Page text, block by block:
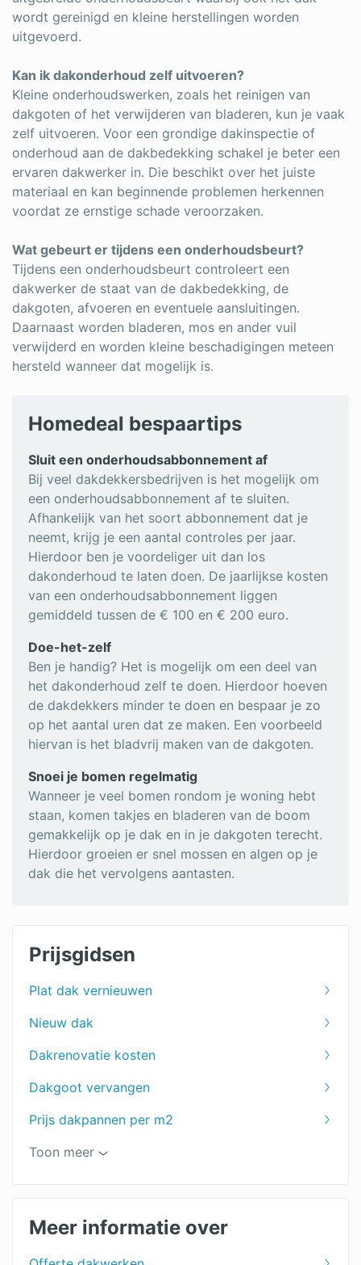
wordt gereinigd en kleine herstellingen worden
uitgevoerd.
Kan ik dakonderhoud zelf uitvoeren?
Kleine onderhoudswerken, zoals het reinigen van
dakgoten of het verwijderen van bladeren, kun je vaak
zelf uitvoeren. Voor een grondige dakinspectie of
onderhoud aan de dakbedekking schakel je beter een
ervaren dakwerker in. Die beschikt over het juiste
materiaal en kan beginnende problemen herkennen
voordat ze ernstige schade veroorzaken.
Wat gebeurt er tijdens een onderhoudsbeurt?
Tijdens een onderhoudsbeurt controleert een
dakwerker de staat van de dakbedekking, de
dakgoten, afvoeren en eventuele aansluitingen.
Daarnaast worden bladeren, mos en ander vuil
verwijderd en worden kleine beschadigingen meteen
hersteld wanneer dat mogelijk is.
Homedeal bespaartips
Sluit een onderhoudsabbonnement af
Bij veel dakdekkersbedrijven is het mogelijk om
een onderhoudsabbonnement af te sluiten.
Afhankelijk van het soort abbonnement dat je
neemt, krijg je een aantal controles per jaar.
Hierdoor ben je voordeliger uit dan los
dakonderhoud te laten doen. De jaarlijkse kosten
van een onderhoudsabbonnement liggen
gemiddeld tussen de € 100 en € 200 euro.
Doe-het-zelf
Ben je handig? Het is mogelijk om een deel van
het dakonderhoud zelf te doen. Hierdoor hoeven
de dakdekkers minder te doen en bespaar je zo
op het aantal uren dat ze maken. Een voorbeeld
hiervan is het bladvrij maken van de dakgoten.
Snoei je bomen regelmatig
Wanneer je veel bomen rondom je woning hebt
staan, komen takjes en bladeren van de boom
gemakkelijk op je dak en in je dakgoten terecht.
Hierdoor groeien er snel mossen en algen op je
dak die het vervolgens aantasten.
Prijsgidsen
Plat dak vernieuwen
Nieuw dak
Dakrenovatie kosten
Dakgoot vervangen
Prijs dakpannen per m2
Groendak
Dakreparatie
Dakbedekking tuinhuis
Toon meer
Meer informatie over